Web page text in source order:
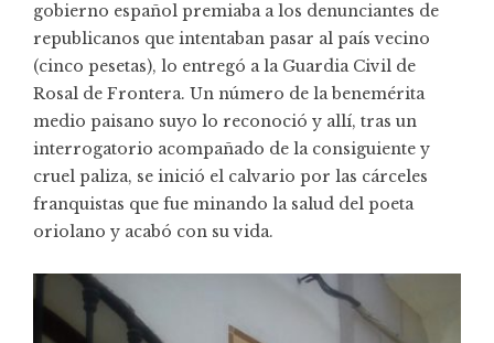
gobierno español premiaba a los denunciantes de
republicanos que intentaban pasar al país vecino
(cinco pesetas), lo entregó a la Guardia Civil de
Rosal de Frontera. Un número de la benemérita
medio paisano suyo lo reconoció y allí, tras un
interrogatorio acompañado de la consiguiente y
cruel paliza, se inició el calvario por las cárceles
franquistas que fue minando la salud del poeta
oriolano y acabó con su vida.